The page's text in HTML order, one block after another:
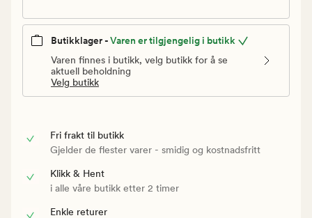
Butikklager -Varen er tilgjengelig i butikk
Varen finnes i butikk, velg butikk for å se
aktuell beholdning
Velg butikk
Fri frakt til butikk
Gjelder de flester varer - smidig og kostnadsfritt
Klikk & Hent
i alle våre butikk etter 2 timer
Enkle returer